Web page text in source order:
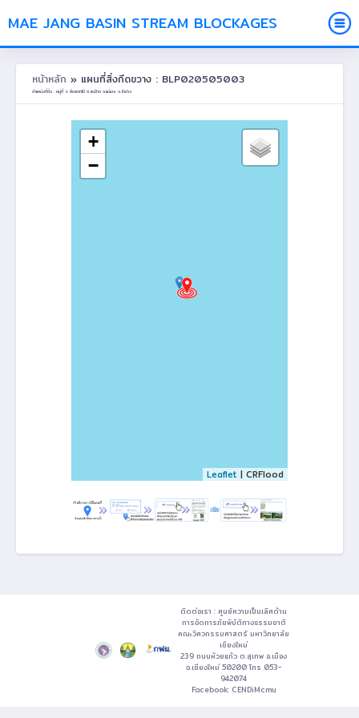
MAE JANG BASIN STREAM BLOCKAGES
หน้าหลัก » แผนที่สิ่งกีดขวาง : BLP020505003
ตำแหน่งที่ตั้ง : หมู่ที่ 5 ห้วยรากไม้ ต.สบป้าด อ.แม่เมาะ จ.ลำปาง
+
−
Leaflet | CRFlood
ติดต่อเรา : ศูนย์ความเป็นเลิศด้าน
การจัดการภัยพิบัติทางธรรมชาติ
คณะวิศวกรรมศาสตร์ มหาวิทยาลัย
เชียงใหม่
239 ถนนห้วยแก้ว ต.สุเทพ อ.เมือง
จ.เชียงใหม่ 50200 โทร 053-
942074
Facebook: CENDiMcmu